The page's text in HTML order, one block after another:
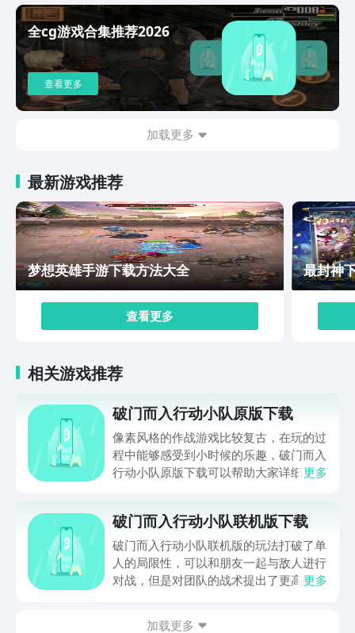
旦人质被误杀也会导致闯关失败。游戏中还有丰富的武器
装备模组，可以增加武器的属性，这些模组有不同的功
效，具体的搭配思路根据武器攻击效果来展开。不过武器
装备模组需要先解锁才能装配。每个模组的解锁方式不
同。在武器装备的内容上也会随游戏更新而新增内容。以
上就是破门而入行动小队最新版下载方式推荐的内容了，
游戏的最新版中又给玩家们增加了几个有趣的职业、强力
武器和装配模组，在闯关模式上也有了新的内容，对这款
全cg游戏合集推荐2026
查看更多
加载更多
最新游戏推荐
梦想英雄手游下载方法大全
查看更多
最封神
相关游戏推荐
破门而入行动小队原版下载
像素风格的作战游戏比较复古，在玩的过
程中能够感受到小时候的乐趣，破门而入
行动小队原版下载可以帮助大家详细了解
像真正的指挥官一样带着小队进行战斗，
可以选择装备规划行动路线，稍不注意就
可能会整体团灭，可以玩起来既紧张又上
瘾。
更多
破门而入行动小队联机版下载
破门而入行动小队联机版的玩法打破了单
人的局限性，可以和朋友一起与敌人进行
对战，但是对团队的战术提出了更高的要
更多
加载更多